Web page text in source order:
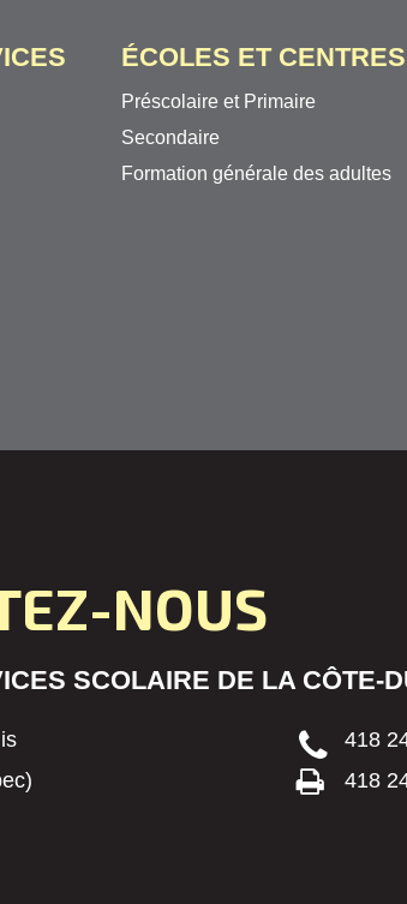
ÉCOLES ET CENTRES
Préscolaire et Primaire
Secondaire
Formation générale des adultes
NOUS
SCOLAIRE DE LA CÔTE-
418
418